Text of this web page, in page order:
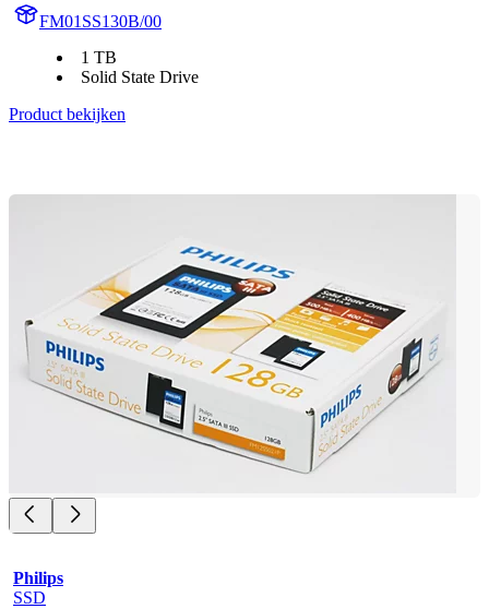
FM01SS130B/00
1 TB
Solid State Drive
Product bekijken
Philips
SSD